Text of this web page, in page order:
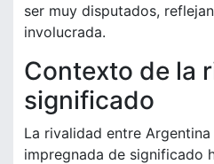
ser muy disputados,
involucrada.
Contexto de la
significado
La rivalidad entre
impregnada de significado